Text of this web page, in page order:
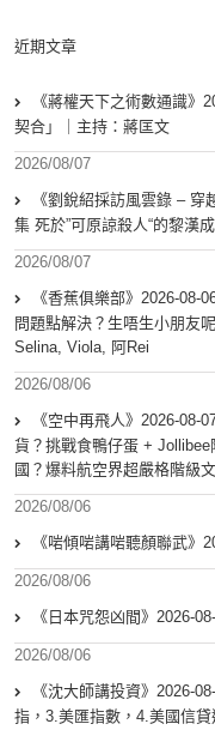
近期文章
《蔣權天下之術數通識》
契合」｜主持：蔣匡文
2026/08/07
《劉銳紹採訪風雲錄 –
集 死於”可原諒殺人“的黎漢
2026/08/07
《香蕉俱樂部》2026-08-
問題點解決？生唔生小朋友
Selina, Viola, 阿Rei
2026/08/06
《空中再飛人》2026-08-
貨？挑戰食鴨仔蛋 +
國？爆料航空界超嚴格階級
2026/08/06
《啱傾啱講啱聽顏聯武》
2026/08/06
《日本咒怨凶間》2026-
2026/08/06
《沈大師講投資》2026-
指，3.美匯指數，4.美國信